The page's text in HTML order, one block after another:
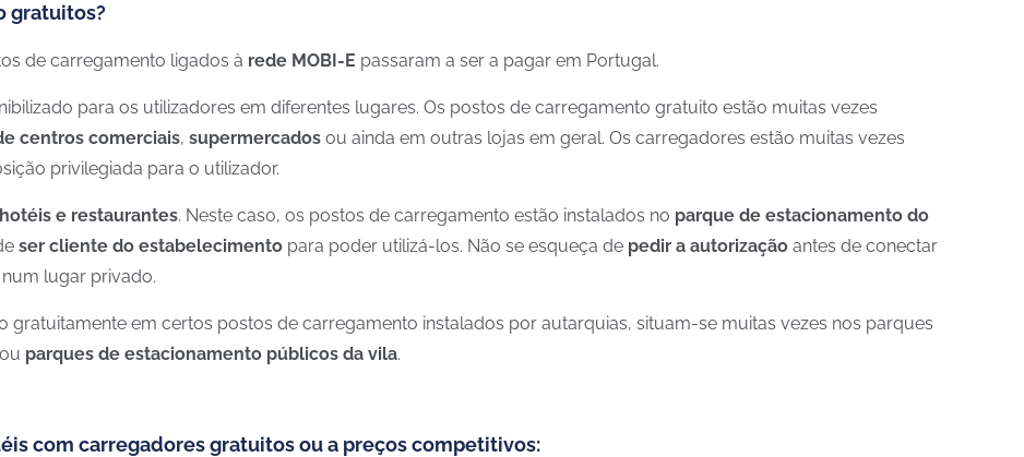
gratuitos?
de carregamento ligados à rede MOBI-E passaram a ser a pagar em Portugal.
para os utilizadores em diferentes lugares. Os postos de carregamento gratuito estão muitas vezes
centros comerciais, supermercados ou ainda em outras lojas em geral. Os carregadores estão muitas vezes
privilegiada para o utilizador.
e restaurantes. Neste caso, os postos de carregamento estão instalados no parque de estacionamento do
ser cliente do estabelecimento para poder utilizá-los. Não se esqueça de pedir a autorização antes de conectar
lugar privado.
gratuitamente em certos postos de carregamento instalados por autarquias, situam-se muitas vezes nos parques
ou parques de estacionamento públicos da vila.
com carregadores gratuitos ou a preços competitivos: